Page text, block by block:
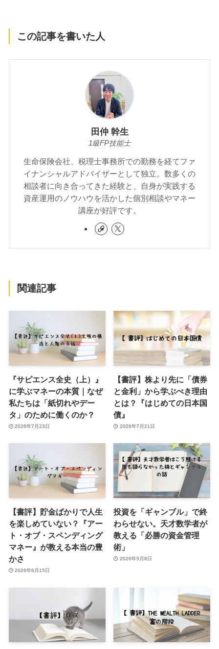
この記事を書いた人
田仲 幹生
1級FP技能士
生命保険会社、税理士事務所での勤務を経てファ
イナンシャルアドバイザーとして独立。数多くの
相談者に向き合ってきた経験と、自身が実践する
資産運用のノウハウを活かした個別相談やマネー
講座が好評です。
関連記事
『サピエンス全史（上）』
に学ぶマネーの本質｜なぜ
私たちは「紙切れやデー
タ」のために働くのか？
2026年7月23日
【書評】株より先に「債券
と金利」から学ぶべき理由
とは？『はじめての日本国
債』
2026年7月21日
【書評】貯金ばかりで人生
を楽しめていない？『アー
ト・オブ・スペンディング
マネー』が教える本当の豊
かさ
2026年6月15日
投資を「ギャンブル」で終
わらせない。天才数学者が
教える「必勝の資金管理
術」
2026年5月8日